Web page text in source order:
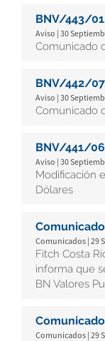
BNV/443/
Aviso | 30
Comunicado
BNV/442/
Aviso | 30
Comunicado
BNV/441/
Aviso | 30
Modificación
Dólares
Comunicados | 29
Fitch Costa
informa que
BN Valores
Comunicados | 29